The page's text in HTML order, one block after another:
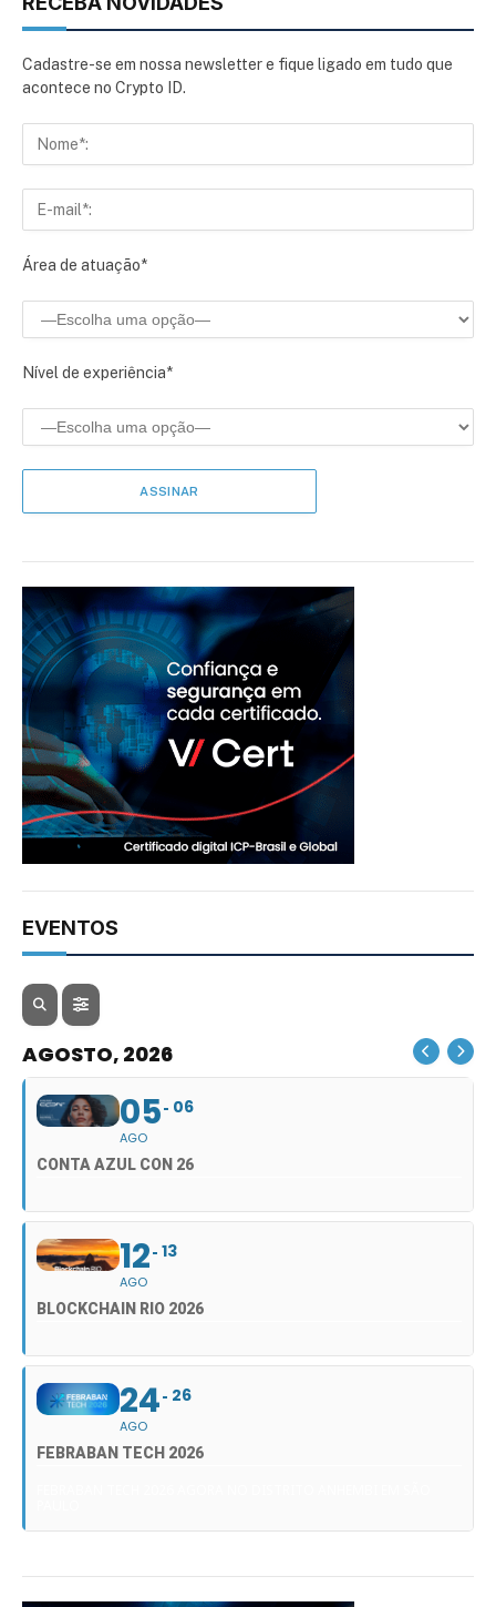
Cadastre-se em nossa newsletter e fique ligado em tudo que
acontece no Crypto ID.
Área de atuação*
Nível de experiência*
EVENTOS
AGOSTO, 2026
05
AGO
06
CONTA AZUL CON 26
12
AGO
13
BLOCKCHAIN RIO 2026
24
AGO
26
FEBRABAN TECH 2026